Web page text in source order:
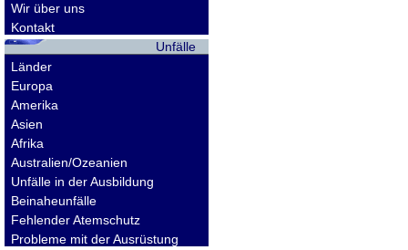
Wir über uns
Kontakt
Unfälle
Länder
Europa
Amerika
Asien
Afrika
Australien/Ozeanien
Unfälle in der Ausbildung
Beinaheunfälle
Fehlender Atemschutz
Probleme mit der Ausrüstung